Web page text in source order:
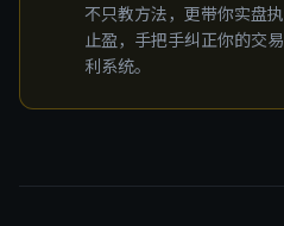
不只教方法，更带你实盘
止盈，手把手纠正你的交
利系统。